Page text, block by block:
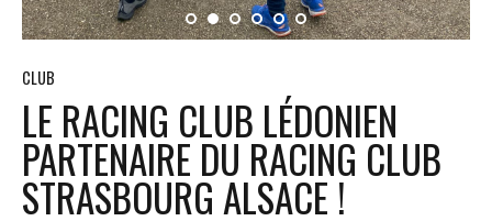
CLUB
LE RACING CLUB LÉDONIEN
PARTENAIRE DU RACING CLUB
STRASBOURG ALSACE !